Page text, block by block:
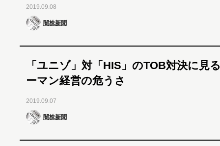
2019.09.08
闇株新聞
「ユニゾ」対「HIS」のTOB対決に見
ーマン経営の危うさ
2019.09.07
闇株新聞